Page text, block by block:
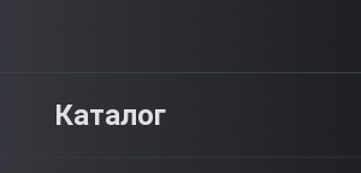
Каталог